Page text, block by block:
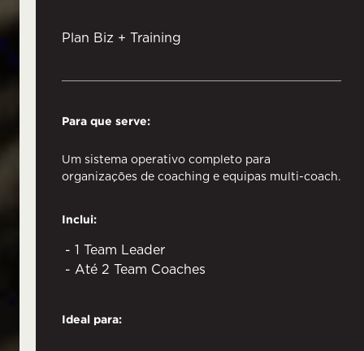
Plan Biz + Training
Para que serve:
Um sistema operativo completo para
organizações de coaching e equipas multi-coach.
Inclui:
1 Team Leader
Até 2 Team Coaches
Ideal para: